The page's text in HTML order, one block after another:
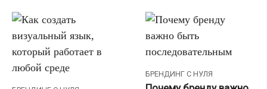
БРЕНДИНГ С НУЛЯ